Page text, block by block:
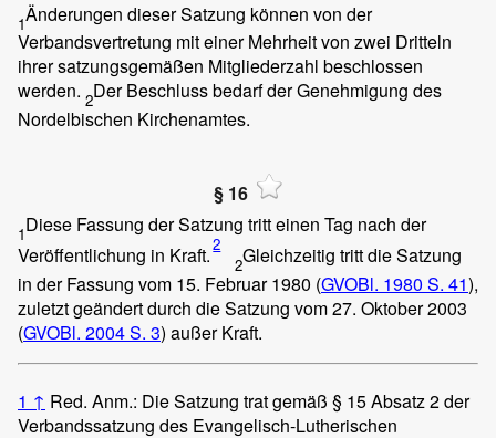
1Änderungen dieser Satzung können von der
Verbandsvertretung mit einer Mehrheit von zwei Dritteln
ihrer satzungsgemäßen Mitgliederzahl beschlossen
werden. 2Der Beschluss bedarf der Genehmigung des
Nordelbischen Kirchenamtes.
§ 16
1Diese Fassung der Satzung tritt einen Tag nach der
Veröffentlichung in Kraft.2
2Gleichzeitig tritt die Satzung
in der Fassung vom 15. Februar 1980 (GVOBl. 1980 S. 41),
zuletzt geändert durch die Satzung vom 27. Oktober 2003
(GVOBl. 2004 S. 3) außer Kraft.
1 ↑ Red. Anm.: Die Satzung trat gemäß § 15 Absatz 2 der
Verbandssatzung des Evangelisch-Lutherischen